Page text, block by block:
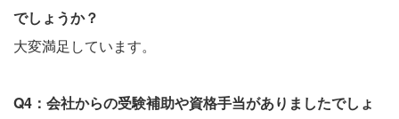
でしょうか？
大変満足しています。
Q4：会社からの受験補助や資格手当がありましたでしょ